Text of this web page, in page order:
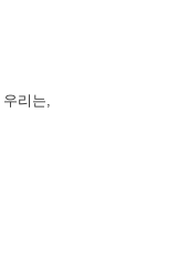
리는,